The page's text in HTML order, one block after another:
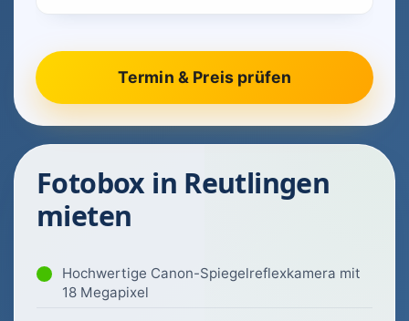
Fotobox in Reutlingen
mieten
Hochwertige Canon-Spiegelreflexkamera mit
18 Megapixel